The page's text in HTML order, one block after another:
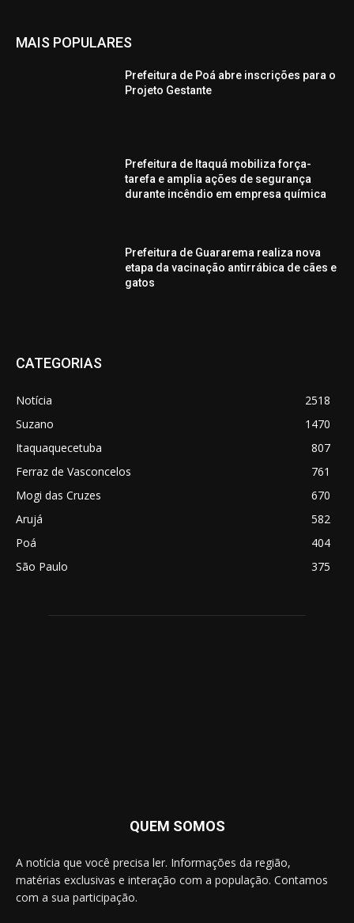
MAIS POPULARES
Prefeitura de Poá abre inscrições para o
Projeto Gestante
Prefeitura de Itaquá mobiliza força-
tarefa e amplia ações de segurança
durante incêndio em empresa química
Prefeitura de Guararema realiza nova
etapa da vacinação antirrábica de cães e
gatos
CATEGORIAS
Notícia
2518
Suzano
1470
Itaquaquecetuba
807
Ferraz de Vasconcelos
761
Mogi das Cruzes
670
Arujá
582
Poá
404
São Paulo
375
QUEM SOMOS
A notícia que você precisa ler. Informações da região,
matérias exclusivas e interação com a população. Contamos
com a sua participação.